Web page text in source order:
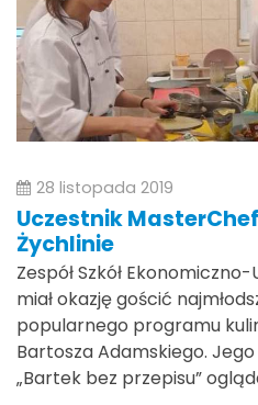
28 listopada 2019
Uczestnik
Żychlinie
Zespół Szkół
miał okazję gościć
popularnego programu
Bartosza Adamskiego. Jego
„Bartek bez przepisu”